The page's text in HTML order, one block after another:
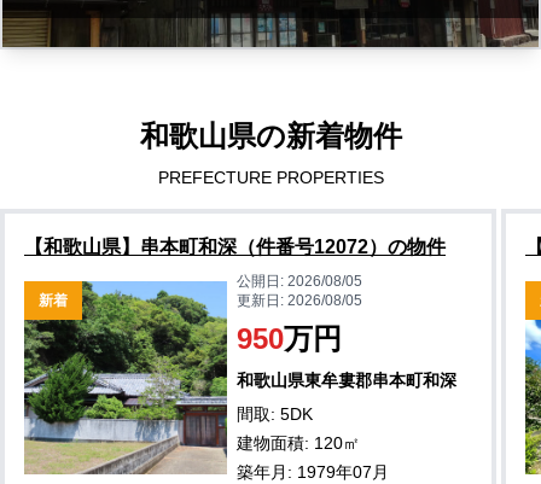
和歌山県の新着物件
PREFECTURE PROPERTIES
【和歌山県】串本町和深（件番号12072）の物件
新着
公開日:2026/08/05
更新日:2026/08/05
950万円
和歌山県東牟婁郡串本町和深
間取: 5DK
建物面積: 120㎡
築年月: 1979年07月